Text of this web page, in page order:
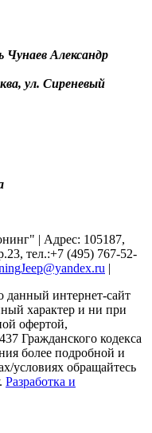
Александр
ул. Сиреневый
| Адрес: 105187,
тел.:+7 (495) 767-52-
|
интернет-сайт
характер и ни при
офертой,
Гражданского кодекса
более подробной и
условиях обращайтесь
Разработка и